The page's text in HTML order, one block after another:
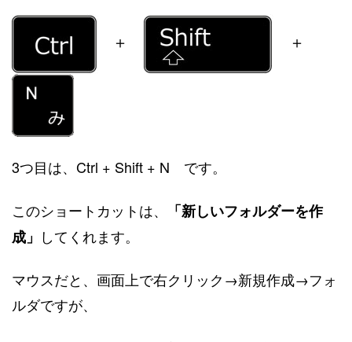
＋ ＋
3つ目は、Ctrl + Shift + N です。
このショートカットは、
「新しいフォルダーを作
成」 してくれます。
マウスだと、画面上で右クリック→新規作成→フォ
ルダですが、